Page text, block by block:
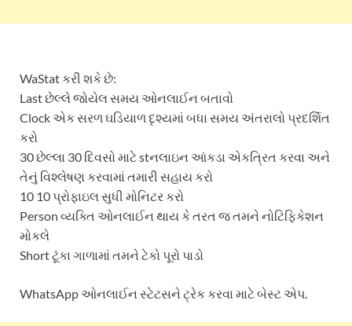
WaStat કરી શકે છે:
Last છેલ્લે જોયેલ સમય ઓનલાઈન બતાવો
Clock એક સરળ ઘડિયાળ દૃશ્યમાં બધા સમય અંતરાલો પ્રદર્શિત
કરો
30 છેલ્લા 30 દિવસો માટે stનલાઇન આંકડા એકત્રિત કરવા અને
તેનું વિશ્લેષણ કરવામાં તમારી સહાય કરો
10 10 પ્રોફાઇલ સુધી મોનિટર કરો
Person વ્યક્તિ ઓનલાઈન થાય કે તરત જ તમને નોટિફિકેશન
મોકલે
Short ટૂંકા ગાળામાં તમને ટેકો પૂરો પાડો
WhatsApp ઓનલાઈન સ્ટેટસને ટ્રેક કરવા માટે બેસ્ટ એપ.